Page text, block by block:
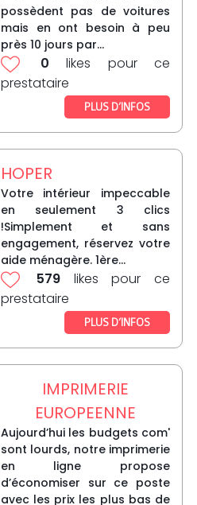
possèdent pas de voitures
mais en ont besoin à peu
près 10 jours par...
0 likes pour ce
prestataire
PLUS D’INFOS
HOPER
Votre intérieur impeccable
en seulement 3 clics
!Simplement et sans
engagement, réservez votre
aide ménagère. 1ère...
579 likes pour ce
prestataire
PLUS D’INFOS
IMPRIMERIE
EUROPEENNE
Aujourd’hui les budgets com'
sont lourds, notre imprimerie
en ligne propose
d’économiser sur ce poste
avec les prix les plus bas de